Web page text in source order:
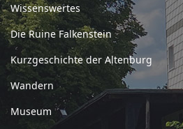
Wissenswertes
Die Ruine Falkenstein
Kurzgeschichte der Altenburg
Wandern
Museum